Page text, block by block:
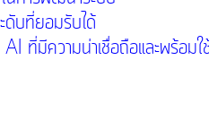
ดับที่ยอมรับได้
ที่มีความน่าเชื่อถือและพร้อมใ